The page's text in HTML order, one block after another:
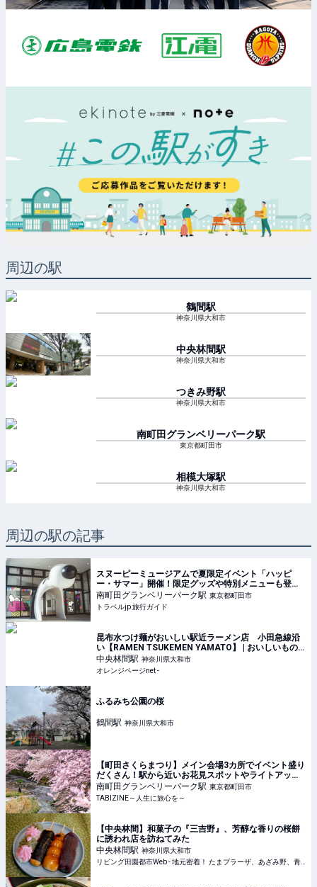
周辺の駅
鶴間駅
神奈川県大和市
中央林間駅
神奈川県大和市
つきみ野駅
神奈川県大和市
南町田グランベリーパーク駅
東京都町田市
相模大塚駅
神奈川県大和市
周辺の駅の記事
スヌーピーミュージアムで夏限定イベント「ハッピ
ー・サマー」開催！限定グッズや特別メニューも登場 |
東京都 | トラベルjp 旅行ガイド
南町田グランベリーパーク駅 東京都町田市
トラベルjp 旅行ガイド
昆布水つけ麺がおいしい駅近ラーメン店 小田急線沿
い【RAMEN TSUKEMEN YAMATO】 | おいしいもの
発見 | オレンジページnet
中央林間駅 神奈川県大和市
オレンジページnet -
ふるみち公園の桜
鶴間駅 神奈川県大和市
【町田さくらまつり】メイン会場3カ所でイベント盛り
だくさん！駅から近いお花見スポットやライトアップ
も | TABIZINE～人生に旅心を～
南町田グランベリーパーク駅 東京都町田市
TABIZINE～人生に旅心を～
【中央林間】和菓子の『三吉野』、芳醇な香りの桜餅
に誘われ店を訪ねてみた
中央林間駅 神奈川県大和市